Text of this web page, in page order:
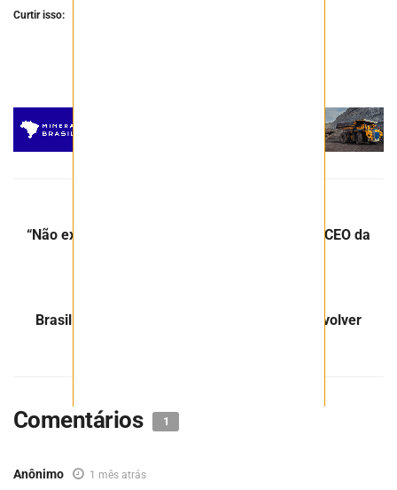
Curtir isso:
“Não existe mundo verde sem mineração”, diz CEO da
Brasil e UE avançam em parceria para desenvolver
Comentários 1
Anônimo 1 mês atrás